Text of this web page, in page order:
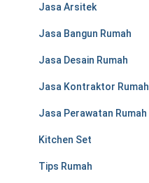
Jasa Arsitek
Jasa Bangun Rumah
Jasa Desain Rumah
Jasa Kontraktor Rumah
Jasa Perawatan Rumah
Kitchen Set
Tips Rumah